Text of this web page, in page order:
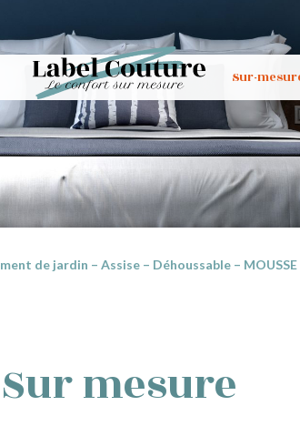
Sur-
de jardin – Assise – Déhoussable –
Sur mesure